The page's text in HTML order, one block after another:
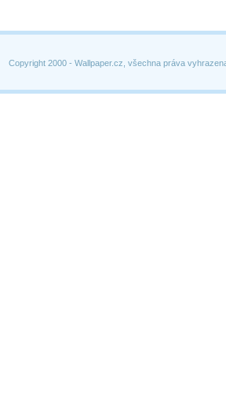
Copyright 2000 - Wallpaper.cz, všechna práva